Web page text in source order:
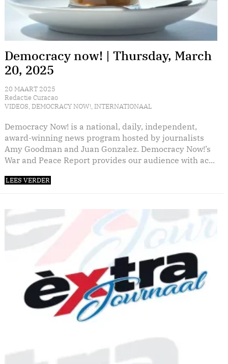
Democracy now! | Thursday, March
20, 2025
20 MAART 2025
Redactie Curacao
VIDEOS, DEMOCRACY NOW!, INTERNATIONAAL
Democracy Now! is a national, daily, independent,
award-winning news program hosted by journalists
Amy Goodman and Juan Gonzalez. Democracy Now!’s
War and Peace Report provides our audience with ac...
LEES VERDER